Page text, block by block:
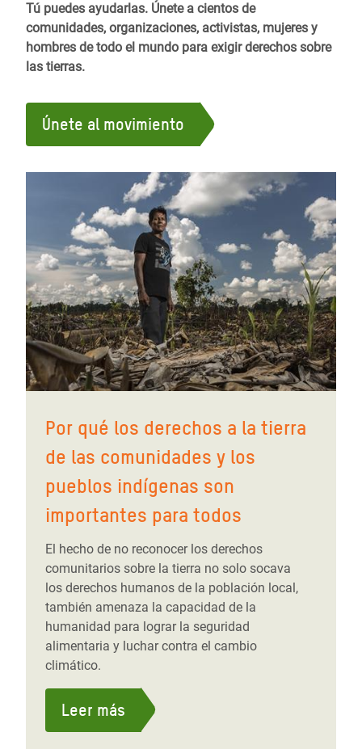
Tú puedes ayudarlas. Únete a cientos de
comunidades, organizaciones, activistas, mujeres y
hombres de todo el mundo para exigir derechos sobre
las tierras.
Únete al movimiento
Por qué los derechos a la tierra
de las comunidades y los
pueblos indígenas son
importantes para todos
El hecho de no reconocer los derechos
comunitarios sobre la tierra no solo socava
los derechos humanos de la población local,
también amenaza la capacidad de la
humanidad para lograr la seguridad
alimentaria y luchar contra el cambio
climático.
Leer más